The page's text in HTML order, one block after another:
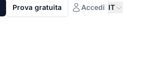
Prova gratuita Accedi IT